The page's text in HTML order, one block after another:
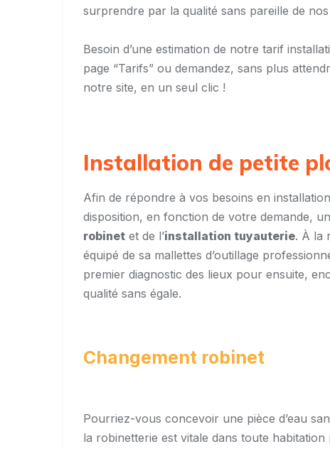
surprendre par la qualité sans pareille de
Besoin d’une estimation de notre tarif
page “Tarifs” ou demandez, sans plus
notre site, en un seul clic !
Installation de petite
Afin de répondre à vos besoins en
disposition, en fonction de votre demande,
robinet et de l’installation tuyauterie. À la
équipé de sa mallettes d’outillage
premier diagnostic des lieux pour ensuite,
qualité sans égale.
Changement robinet
Pourriez-vous concevoir une pièce d’eau
la robinetterie est vitale dans toute habitation